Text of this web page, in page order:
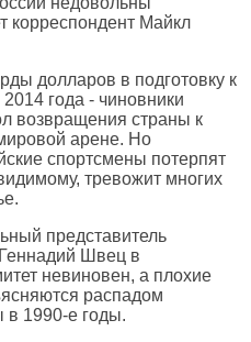
корреспондент Майкл
долларов в подготовку к
года - чиновники
возвращения страны к
арене. Но
спортсмены потерпят
тревожит многих
представитель
Швец в
невиновен, а плохие
распадом
в 1990-е годы.